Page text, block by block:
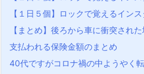
【１日５個】ロックで覚えるイン
【まとめ】後ろから車に衝突され
支払われる保険金額のまとめ
40代ですがコロナ禍の中ようやく